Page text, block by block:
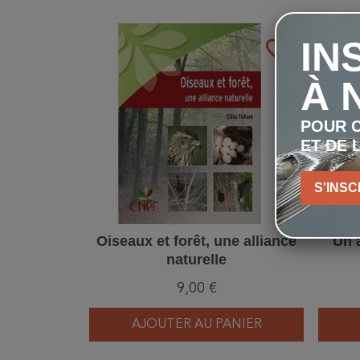
favorite_border
Oiseaux et forêt, une alliance
naturelle
9,00 €
AJOUTER AU PANIER
Un
À
POUR
ET DE